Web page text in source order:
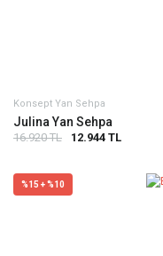
Konsept Yan Sehpa
Julina Yan Sehpa
16.920 TL 12.944 TL
%15 + %10